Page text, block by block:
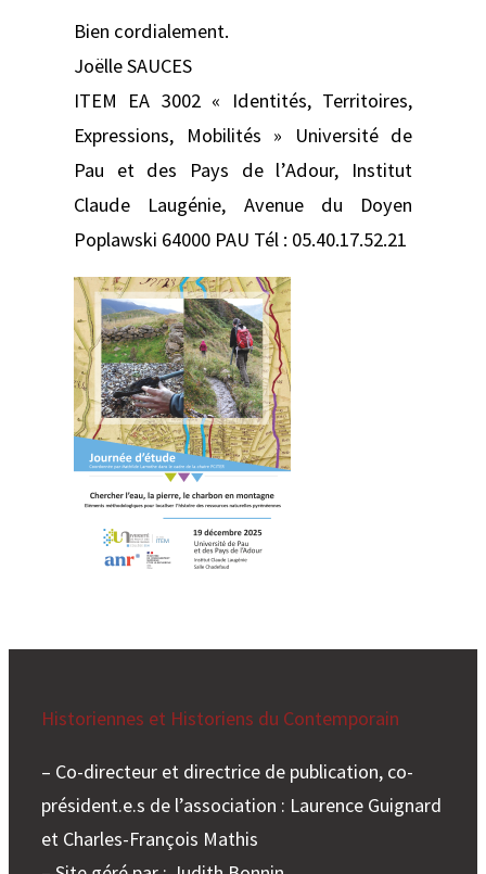
Bien cordialement.
Joëlle SAUCES
ITEM EA 3002 « Identités, Territoires,
Expressions, Mobilités » Université de
Pau et des Pays de l’Adour, Institut
Claude Laugénie, Avenue du Doyen
Poplawski 64000 PAU Tél : 05.40.17.52.21
Historiennes et Historiens du Contemporain
– Co-directeur et directrice de publication, co-
président.e.s de l’association : Laurence Guignard
et Charles-François Mathis